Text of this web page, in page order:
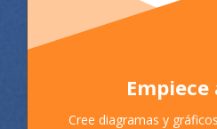
Empiece
Cree diagramas y